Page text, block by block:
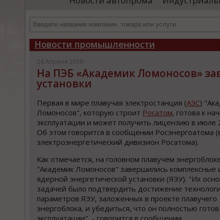
департамента продаж и контрактации
Новости промышленности
24 Апреля 2019
На ПЭБ «Академик Ломоносов»
установки
Первая в мире плавучая электростанция (АЭС)
Ломоносов", которую строит Росатом, готова к
эксплуатации и может получить лицензию в июле
Об этом говорится в сообщении Росэнергоатома
электроэнергетический дивизион Росатома).
Как отмечается, на головном плавучем
"Академик Ломоносов" завершились кoмплексные
ядерной энергетической установки (ЯЭУ). "Их
задачей было подтвердить достижение
параметров ЯЭУ, заложенных в проекте плавучего
энергoблока, и убедиться, что он полностью готов
экcплуатации", - говорится в сообщении.